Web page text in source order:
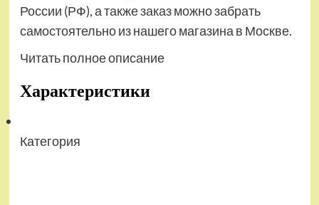
России (РФ), а также заказ можно забрать
самостоятельно из нашего магазина в Москве.
Читать полное описание
Характеристики
Категория